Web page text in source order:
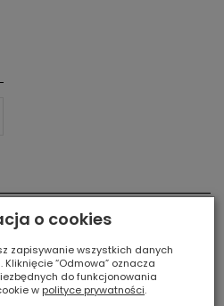
o cookies
zapisywanie wszystkich danych
“Odmowa” oznacza
do funkcjonowania
w polityce prywatności.